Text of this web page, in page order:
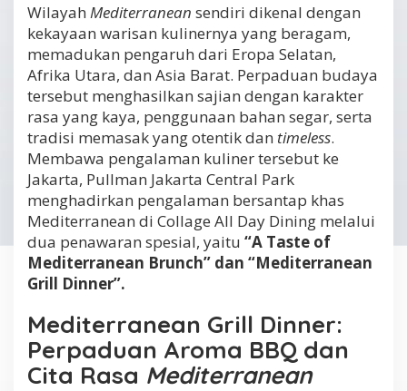
Wilayah Mediterranean sendiri dikenal dengan
kekayaan warisan kulinernya yang beragam,
memadukan pengaruh dari Eropa Selatan,
Afrika Utara, dan Asia Barat. Perpaduan budaya
tersebut menghasilkan sajian dengan karakter
rasa yang kaya, penggunaan bahan segar, serta
tradisi memasak yang otentik dan timeless.
Membawa pengalaman kuliner tersebut ke
Jakarta, Pullman Jakarta Central Park
menghadirkan pengalaman bersantap khas
Mediterranean di Collage All Day Dining melalui
dua penawaran spesial, yaitu “A Taste of
Mediterranean Brunch” dan “Mediterranean
Grill Dinner”.
Mediterranean Grill Dinner:
Perpaduan Aroma BBQ dan
Cita Rasa Mediterranean